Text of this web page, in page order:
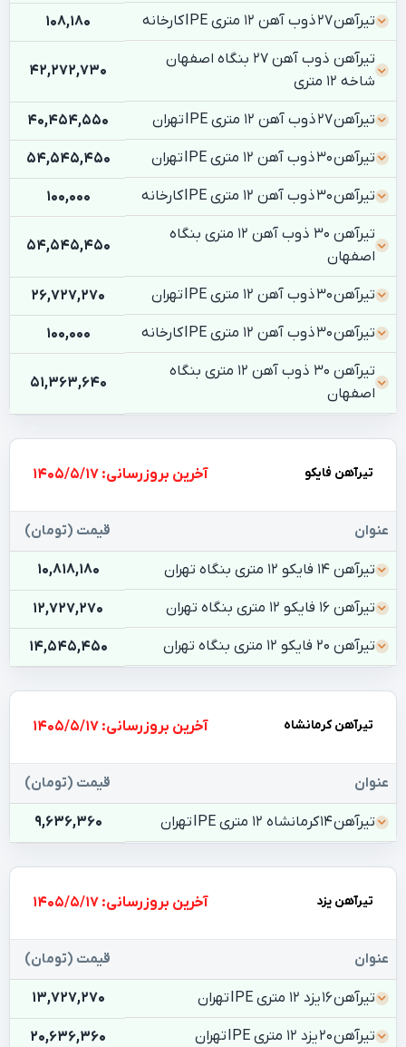
تیرآهن 27 ذوب آهن 12 متری IPE کارخانه 108,180
تیرآهن ذوب آهن 27 بنگاه اصفهان
شاخه 12 متری
42,272,730
تیرآهن 27 ذوب آهن 12 متری IPE تهران 40,454,550
تیرآهن 30 ذوب آهن 12 متری IPE تهران 54,545,450
تیرآهن 30 ذوب آهن 12 متری IPE کارخانه 100,000
تیرآهن 30 ذوب آهن 12 متری بنگاه
اصفهان
54,545,450
تیرآهن 30 ذوب آهن 12 متری IPE تهران 26,727,270
تیرآهن 30 ذوب آهن 12 متری IPE کارخانه 100,000
تیرآهن 30 ذوب آهن 12 متری بنگاه
اصفهان
51,363,640
تیرآهن فایکو بروزرسانی: 1405/5/17
عنوان قیمت (تومان)
تیرآهن 14 فایکو 12 متری بنگاه تهران 10,818,180
تیرآهن 16 فایکو 12 متری بنگاه تهران 12,727,270
تیرآهن 20 فایکو 12 متری بنگاه تهران 14,545,450
تیرآهن کرمانشاه بروزرسانی: 1405/5/17
عنوان قیمت (تومان)
تیرآهن 14 کرمانشاه 12 متری IPE تهران 9,636,360
تیرآهن یزد بروزرسانی: 1405/5/17
عنوان قیمت (تومان)
تیرآهن 16 یزد 12 متری IPE تهران 13,727,270
تیرآهن 20 یزد 12 متری IPE تهران 20,636,360